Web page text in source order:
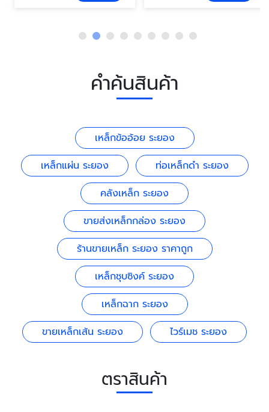
คำค้นสินค้า
เหล็กข้ออ้อย ระยอง
เหล็กแผ่น ระยอง
ท่อเหล็กดำ ระยอง
คลังเหล็ก ระยอง
ขายส่งเหล็กกล่อง ระยอง
ร้านขายเหล็ก ระยอง ราคาถูก
เหล็กชุบซิงค์ ระยอง
เหล็กฉาก ระยอง
ขายเหล็กเส้น ระยอง
ไวร์เมช ระยอง
ตราสินค้า